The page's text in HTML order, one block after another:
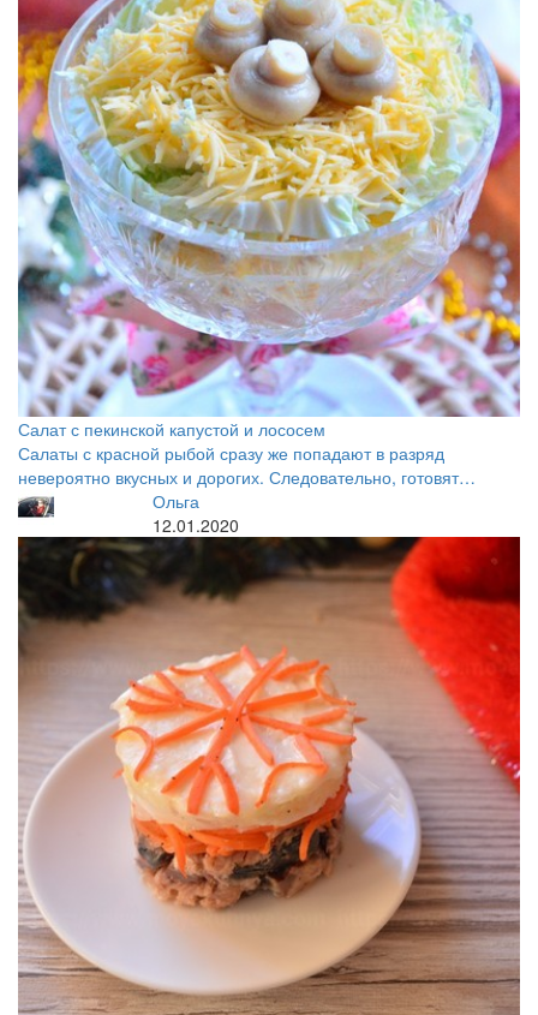
Салат с пекинской капустой и лососем
Салаты с красной рыбой сразу же попадают в разряд
невероятно вкусных и дорогих. Следовательно, готовят…
Ольга
12.01.2020